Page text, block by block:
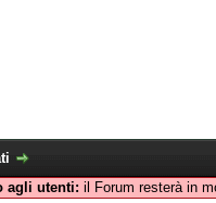
agli utenti: il Forum resterà in